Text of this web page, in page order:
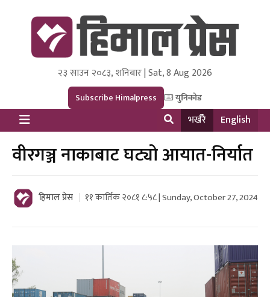
Himal Press
Dot NewsyNepal Media and Research Pvt Ltd.
२३ साउन २०८३, शनिबार | Sat, 8 Aug 2026
Subscribe Himalpress युनिकोड
भर्खरै English
वीरगञ्ज नाकाबाट घट्यो आयात-निर्यात
हिमाल प्रेस ११ कार्तिक २०८१ ८:५८ | Sunday, October 27, 2024